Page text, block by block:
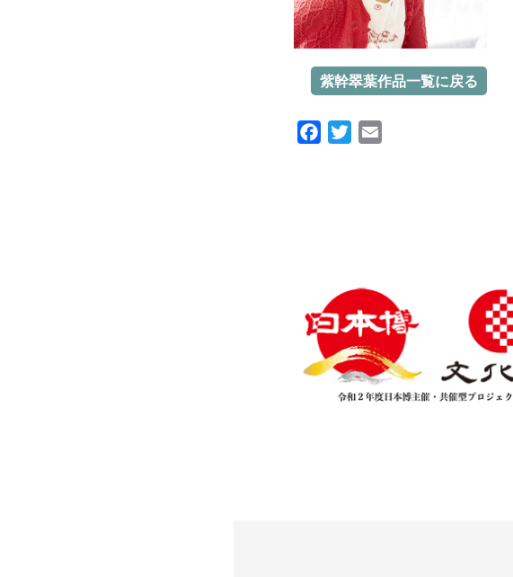
紫幹翠葉作品一覧に戻る
FacebookTwitter